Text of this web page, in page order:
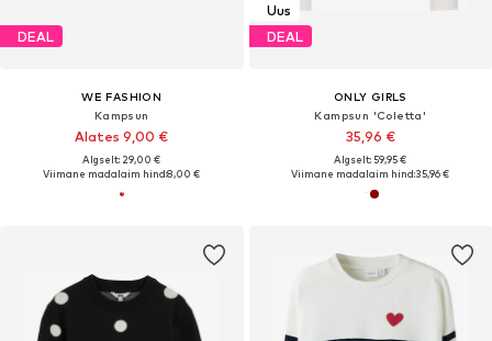
DEAL
WE FASHION
Kampsun
Alates 9,00 €
Algselt: 29,00 €
Viimane madalaim hind:8,00 €
Uus
DEAL
ONLY GIRLS
Kampsun 'Coletta'
35,96 €
Algselt: 59,95 €
Viimane madalaim hind:35,96 €